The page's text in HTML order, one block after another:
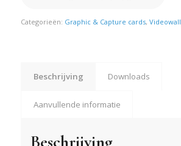
Categorieën: Graphic & Capture cards, Videowall
Beschrijving Downloads
Aanvullende informatie
Beschrijving